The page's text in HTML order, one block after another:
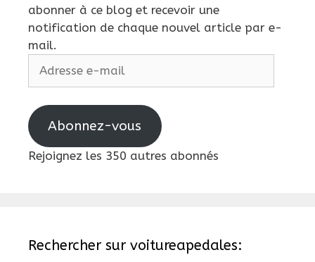
abonner à ce blog et recevoir une
notification de chaque nouvel article par e-
mail.
e-
Abonnez-vous
Rejoignez les 350 autres abonnés
Rechercher sur voitureapedales: